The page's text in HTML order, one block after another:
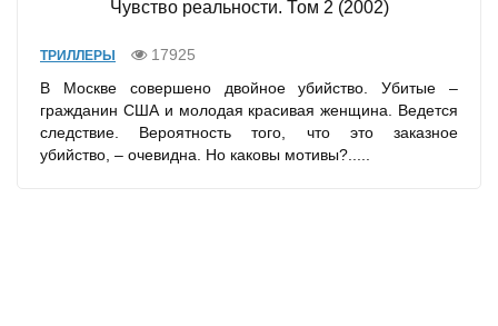
Чувство реальности. Том 2 (2002)
ТРИЛЛЕРЫ
17925
В Москве совершено двойное убийство. Убитые –
гражданин США и молодая красивая женщина. Ведется
следствие. Вероятность того, что это заказное
убийство, – очевидна. Но каковы мотивы?.....